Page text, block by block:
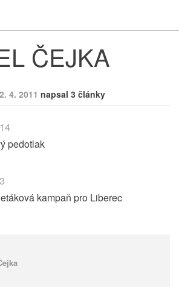
ČEJKA
4. 2011 napsal 3 články
pedotlak
kampaň pro Liberec